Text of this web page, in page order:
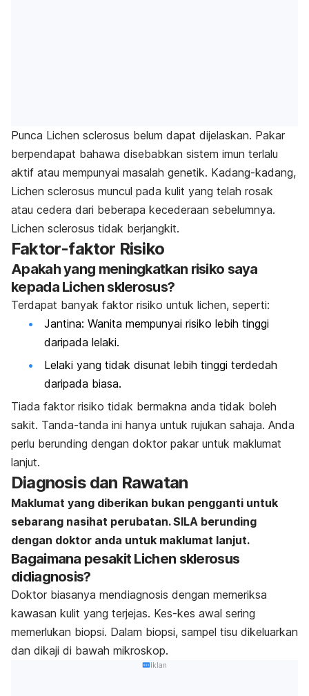
Punca Lichen sclerosus belum dapat dijelaskan. Pakar
berpendapat bahawa disebabkan sistem imun terlalu
aktif atau mempunyai masalah genetik. Kadang-kadang,
Lichen sclerosus muncul pada kulit yang telah rosak
atau cedera dari beberapa kecederaan sebelumnya.
Lichen sclerosus tidak berjangkit.
Faktor-faktor Risiko
Apakah yang meningkatkan risiko saya
kepada Lichen sklerosus?
Terdapat banyak faktor risiko untuk lichen, seperti:
Jantina: Wanita mempunyai risiko lebih tinggi
daripada lelaki.
Lelaki yang tidak disunat lebih tinggi terdedah
daripada biasa.
Tiada faktor risiko tidak bermakna anda tidak boleh
sakit. Tanda-tanda ini hanya untuk rujukan sahaja. Anda
perlu berunding dengan doktor pakar untuk maklumat
lanjut.
Diagnosis dan Rawatan
Maklumat yang diberikan bukan pengganti untuk
sebarang nasihat perubatan. SILA berunding
dengan doktor anda untuk maklumat lanjut.
Bagaimana pesakit Lichen sklerosus
didiagnosis?
Doktor biasanya mendiagnosis dengan memeriksa
kawasan kulit yang terjejas. Kes-kes awal sering
memerlukan biopsi. Dalam biopsi, sampel tisu dikeluarkan
dan dikaji di bawah mikroskop.
Iklan